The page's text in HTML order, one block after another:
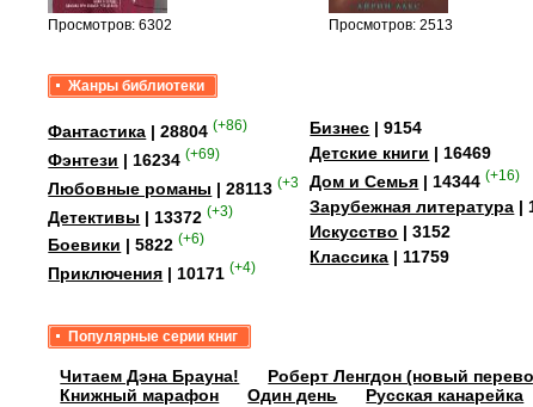
Просмотров: 6302 Просмотров: 2513
Жанры библиотеки
Фантастика | 28804 (+86)
Фэнтези | 16234 (+69)
Любовные романы | 28113 (+358)
Детективы | 13372 (+3)
Боевики | 5822 (+6)
Приключения | 10171 (+4)
Бизнес | 9154
Детские книги | 16469
Дом и Семья | 14344 (+16)
Зарубежная литература |
Искусство | 3152
Классика | 11759
Популярные серии книг
Читаем Дэна Брауна! Роберт Ленгдон (новый
Книжный марафон
Один день Русская канарейка